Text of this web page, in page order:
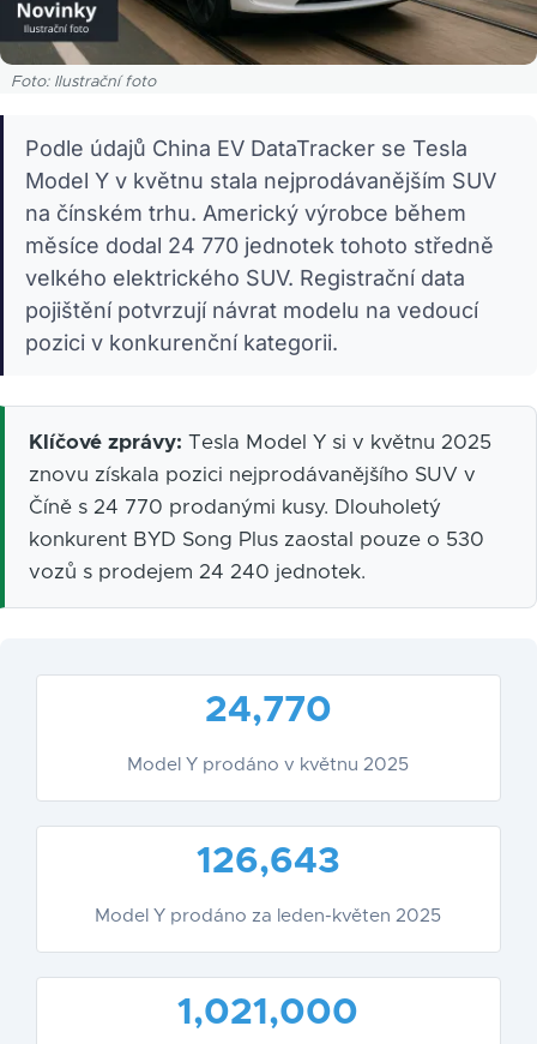
Foto: Ilustrační foto
Podle údajů China EV DataTracker se Tesla
Model Y v květnu stala nejprodávanějším SUV
na čínském trhu. Americký výrobce během
měsíce dodal 24 770 jednotek tohoto středně
velkého elektrického SUV. Registrační data
pojištění potvrzují návrat modelu na vedoucí
pozici v konkurenční kategorii.
Klíčové zprávy: Tesla Model Y si v květnu 2025
znovu získala pozici nejprodávanějšího SUV v
Číně s 24 770 prodanými kusy. Dlouholetý
konkurent BYD Song Plus zaostal pouze o 530
vozů s prodejem 24 240 jednotek.
24,770
Model Y prodáno v květnu 2025
126,643
Model Y prodáno za leden-květen 2025
1,021,000